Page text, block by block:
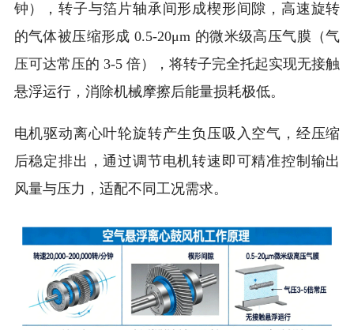
钟），转子与箔片轴承间形成楔形间隙，高速旋转
的气体被压缩形成 0.5-20μm 的微米级高压气膜（气
压可达常压的 3-5 倍），将转子完全托起实现无接触
悬浮运行，消除机械摩擦后能量损耗极低。
电机驱动离心叶轮旋转产生负压吸入空气，经压缩
后稳定排出，通过调节电机转速即可精准控制输出
风量与压力，适配不同工况需求。